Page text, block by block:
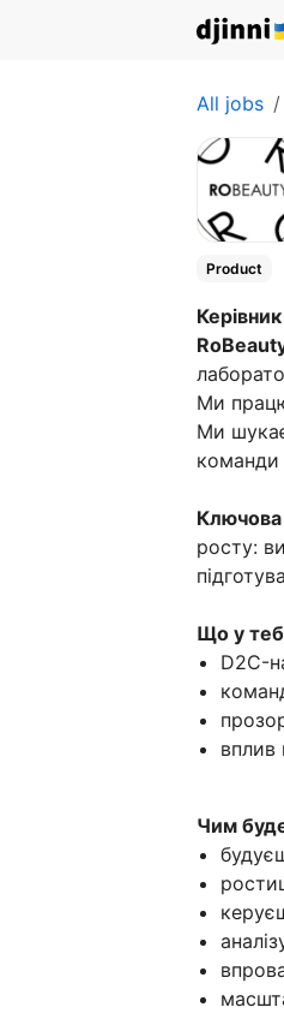
All jobs
Product
Ми
Ми
команди
Ключова
росту:
Що у
D2C-
вплив
Чим